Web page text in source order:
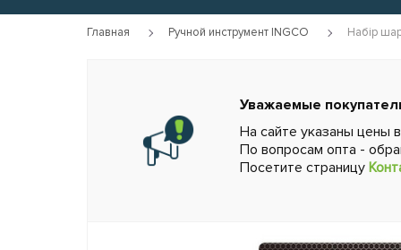
Главная Ручной инструмент INGCO Набір
Уважаемые
На сайте указаны цены
По вопросам опта -
Посетите страницу